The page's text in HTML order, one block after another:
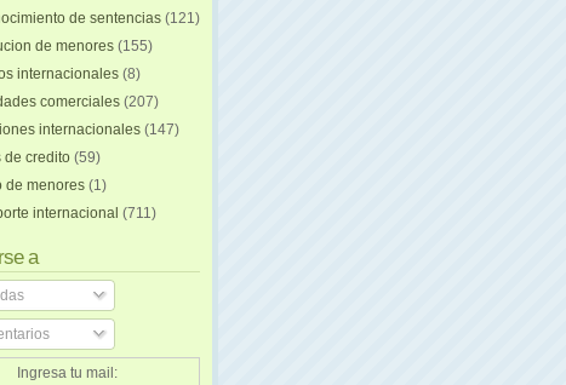
de sentencias (121)
de menores (155)
internacionales (8)
comerciales (207)
internacionales (147)
de credito (59)
de menores (1)
internacional (711)
a
Ingresa tu mail: